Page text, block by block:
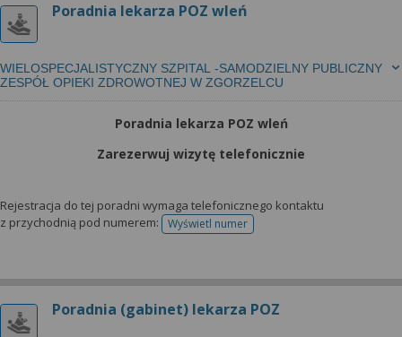
Poradnia lekarza POZ wleń
WIELOSPECJALISTYCZNY SZPITAL -SAMODZIELNY PUBLICZNY
ZESPÓŁ OPIEKI ZDROWOTNEJ W ZGORZELCU
Poradnia lekarza POZ wleń
Zarezerwuj wizytę telefonicznie
Rejestracja do tej poradni wymaga telefonicznego kontaktu
z przychodnią pod numerem:
Wyświetl numertelefonu do rejestracji
Poradnia (gabinet) lekarza POZ